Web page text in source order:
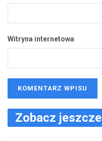
Witryna internetowa
Zobacz jeszcze